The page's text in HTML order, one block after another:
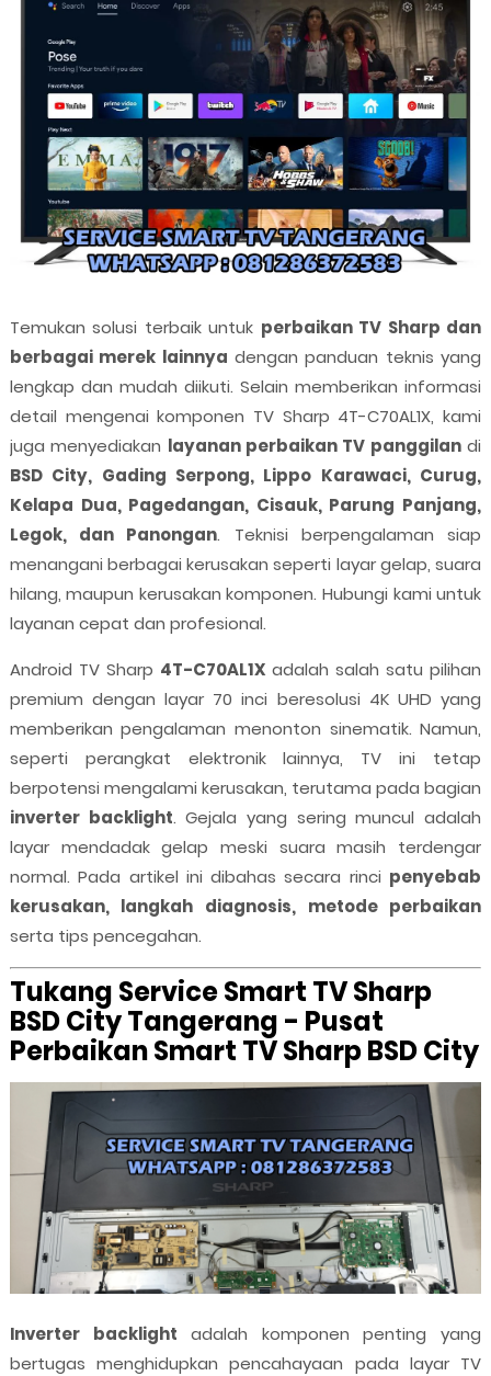
Temukan solusi terbaik untuk perbaikan TV Sharp dan
berbagai merek lainnya dengan panduan teknis yang
lengkap dan mudah diikuti. Selain memberikan informasi
detail mengenai komponen TV Sharp 4T-C70AL1X, kami
juga menyediakan layanan perbaikan TV panggilandi
BSD City, Gading Serpong, Lippo Karawaci, Curug,
Kelapa Dua, Pagedangan, Cisauk, Parung Panjang,
Legok, dan Panongan. Teknisi berpengalaman siap
menangani berbagai kerusakan seperti layar gelap, suara
hilang, maupun kerusakan komponen. Hubungi kami untuk
layanan cepat dan profesional.
Android TV Sharp 4T-C70AL1X adalah salah satu pilihan
premium dengan layar 70 inci beresolusi 4K UHD yang
memberikan pengalaman menonton sinematik. Namun,
seperti perangkat elektronik lainnya, TV ini tetap
berpotensi mengalami kerusakan, terutama pada bagian
inverter backlight. Gejala yang sering muncul adalah
layar mendadak gelap meski suara masih terdengar
normal. Pada artikel ini dibahas secara rinci penyebab
kerusakan, langkah diagnosis, metode perbaikan
serta tips pencegahan.
Tukang Service Smart TV Sharp
BSD City Tangerang - Pusat
Perbaikan Smart TV Sharp BSD City
Inverter backlight adalah komponen penting yang
bertugas menghidupkan pencahayaan pada layar TV